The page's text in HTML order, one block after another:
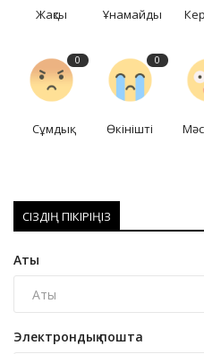
Жақсы Ұнамайды
0
Сұмдық
0
Өкінішті
СІЗДІҢ ПІКІРІҢІЗ
Аты
Электрондық пошта